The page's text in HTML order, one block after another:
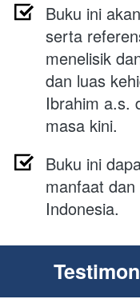
Buku ini
serta
menelisik
dan luas
Ibrahim a.s.
masa kini.
Buku ini
manfaat
Indonesia.